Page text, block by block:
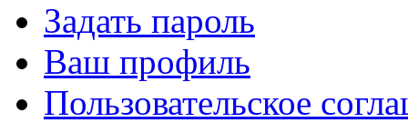
Задать пароль
Ваш профиль
Пользовательское